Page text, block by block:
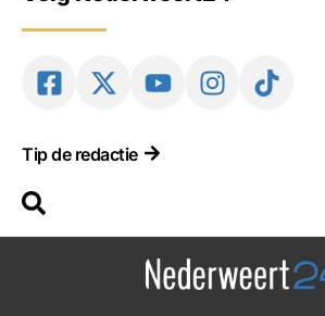
Tip de redactie